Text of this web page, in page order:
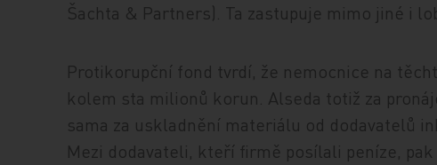
Šachta & Partners). Ta zastupuje mimo jiné i
Protikorupční fond tvrdí, že nemocnice na
kolem sta milionů korun. Alseda totiž za
sama za uskladnění materiálu od dodavatelů
Mezi dodavateli, kteří firmě posílali peníze,